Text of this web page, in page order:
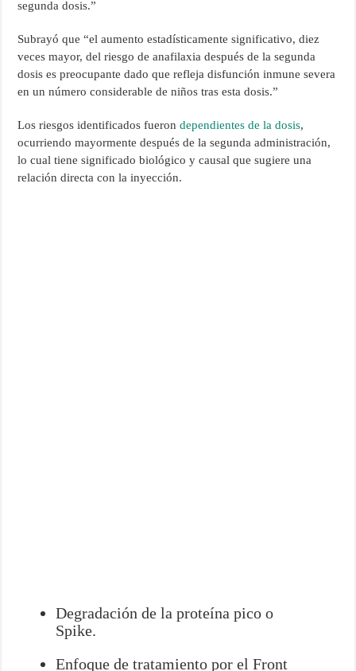
segunda dosis.”
Subrayó que “el aumento estadísticamente significativo, diez
veces mayor, del riesgo de anafilaxia después de la segunda
dosis es preocupante dado que refleja disfunción inmune severa
en un número considerable de niños tras esta dosis.”
Los riesgos identificados fuerondependientes de la dosis,
ocurriendo mayormente después de la segunda administración,
lo cual tiene significado biológico y causal que sugiere una
relación directa con la inyección.
Degradación de la proteína pico o
Spike.
Enfoque de tratamiento por el Front